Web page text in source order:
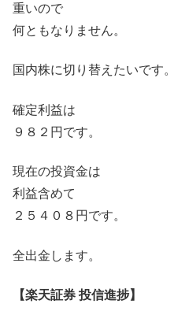
重いので
何ともなりません。
国内株に切り替えたいです。
確定利益は
９８２円です。
現在の投資金は
利益含めて
２５４０８円です。
全出金します。
【楽天証券 投信進捗】